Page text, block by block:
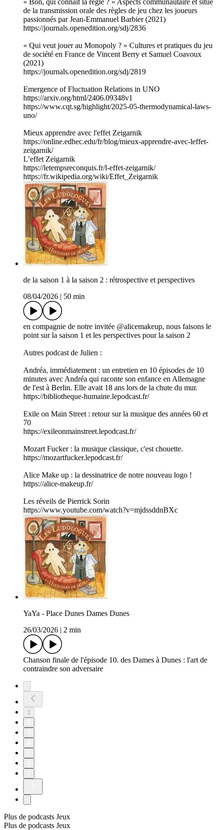
de la transmission orale des règles de jeu chez les joueurs
passionnés par Jean-Emmanuel Barbier (2021)
https://journals.openedition.org/sdj/2836
« Qui veut jouer au Monopoly ? » Cultures et pratiques du jeu
de société en France de Vincent Berry et Samuel Coavoux
(2021)
https://journals.openedition.org/sdj/2819
Emergence of Fluctuation Relations in UNO
https://arxiv.org/html/2406.09348v1
https://www.cqt.sg/highlight/2025-05-thermodynamical-laws-
uno/
Mieux apprendre avec l'effet Zeigarnik
https://online.edhec.edu/fr/blog/mieux-apprendre-avec-leffet-
zeigarnik/
L’effet Zeigarnik
https://letempsreconquis.fr/l-effet-zeigarnik/
https://fr.wikipedia.org/wiki/Effet_Zeigarnik
de la saison 1 à la saison 2 : rétrospective et perspectives
08/04/2026 | 50 min
en compagnie de notre invitée @alicemakeup, nous faisons le
point sur la saison 1 et les perspectives pour la saison 2
Autres podcast de Julien :
Andréa, immédiatement : un entretien en 10 épisodes de 10
minutes avec Andréa qui raconte son enfance en Allemagne
de l'est à Berlin. Elle avait 18 ans lors de la chute du mur.
https://bibliotheque-humaine.lepodcast.fr/
Exile on Main Street : retour sur la musique des années 60 et
70
https://exileonmainstreet.lepodcast.fr/
Mozart Fucker : la musique classique, c'est chouette.
https://mozartfucker.lepodcast.fr/
Alice Make up : la dessinatrice de notre nouveau logo !
https://alice-makeup.fr/
Les réveils de Pierrick Sorin
https://www.youtube.com/watch?v=mjdssddnBXc
YaYa - Place Dunes Dames Dunes
26/03/2026 | 2 min
Chanson finale de l'épisode 10. des Dames à Dunes : l'art de
contraindre son adversaire
1
Plus de podcasts Jeux
Plus de podcasts Jeux